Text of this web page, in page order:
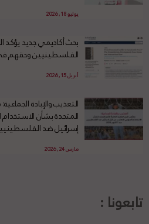
يوليو 18, 2026
بحث أكاديمي جديد يؤكد
الفلسطينيين وحقهم
أبريل 15, 2026
التعذيب والإبادة
المتحدة بشأن
إسرائيل ضد الفلسطينيين منذ 7
مارس 24, 2026
تابعونا :